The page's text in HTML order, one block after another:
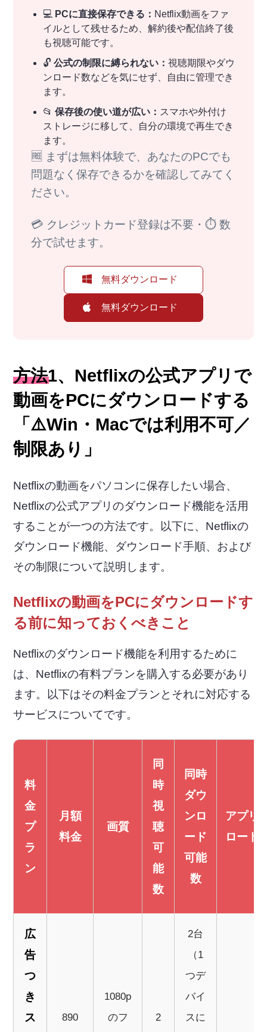
💻 PCに直接保存できる： Netflix動画をファ
イルとして残せるため、解約後や配信終了後
も視聴可能です。
🔓公式の制限に縛られない：視聴期限やダウ
ンロード数などを気にせず、自由に管理でき
ます。
📂保存後の使い道が広い： スマホや外付け
ストレージに移して、自分の環境で再生でき
ます。
🆓 まずは無料体験で、あなたのPCでも
問題なく保存できるかを確認してみてく
ださい。
💳 クレジットカード登録は不要・⏱ 数
分で試せます。
無料ダウンロード
無料ダウンロード
方法1、Netflixの公式アプリで
動画をPCにダウンロードする
「⚠️Win・Macでは利用不可／
制限あり」
Netflixの動画をパソコンに保存したい場合、
Netflixの公式アプリのダウンロード機能を活用
することが一つの方法です。以下に、Netflixの
ダウンロード機能、ダウンロード手順、および
その制限について説明します。
Netflixの動画をPCにダウンロードす
る前に知っておくべきこと
Netflixのダウンロード機能を利用するために
は、Netflixの有料プランを購入する必要があり
ます。以下はその料金プランとそれに対応する
サービスについてです。
料
金
プ
ラ
ン
月額
料金
画質
同
時
視
聴
可
能
数
同時
ダウ
ンロ
ード
可能
数
アプリ
ロード
広
告
つ
き
ス
890
1080p
のフ
2
2台
（1
つデ
バイ
スに